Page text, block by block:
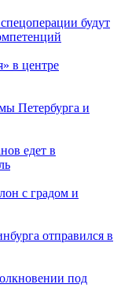
будут
в центре
Петербурга и
едет в
с градом и
отправился в
под